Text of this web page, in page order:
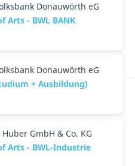
Donauwörth eG
Arts - BWL BANK
Donauwörth eG
+ Ausbildung)
GmbH & Co. KG
Arts - BWL-Industrie